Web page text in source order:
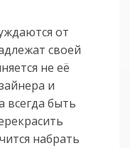
от
своей
не её
и
быть
набрать